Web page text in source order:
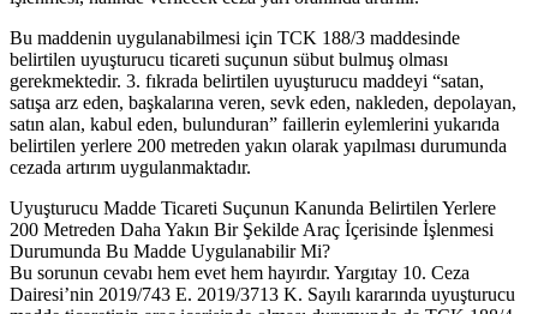
Bu maddenin uygulanabilmesi için TCK 188/3 maddesinde
belirtilen uyuşturucu ticareti suçunun sübut bulmuş olması
gerekmektedir. 3. fıkrada belirtilen uyuşturucu maddeyi “satan,
satışa arz eden, başkalarına veren, sevk eden, nakleden, depolayan,
satın alan, kabul eden, bulunduran” faillerin eylemlerini yukarıda
belirtilen yerlere 200 metreden yakın olarak yapılması durumunda
cezada artırım uygulanmaktadır.
Uyuşturucu Madde Ticareti Suçunun Kanunda Belirtilen Yerlere
200 Metreden Daha Yakın Bir Şekilde Araç İçerisinde İşlenmesi
Durumunda Bu Madde Uygulanabilir Mi?
Bu sorunun cevabı hem evet hem hayırdır. Yargıtay 10. Ceza
Dairesi’nin 2019/743 E. 2019/3713 K. Sayılı kararında uyuşturucu